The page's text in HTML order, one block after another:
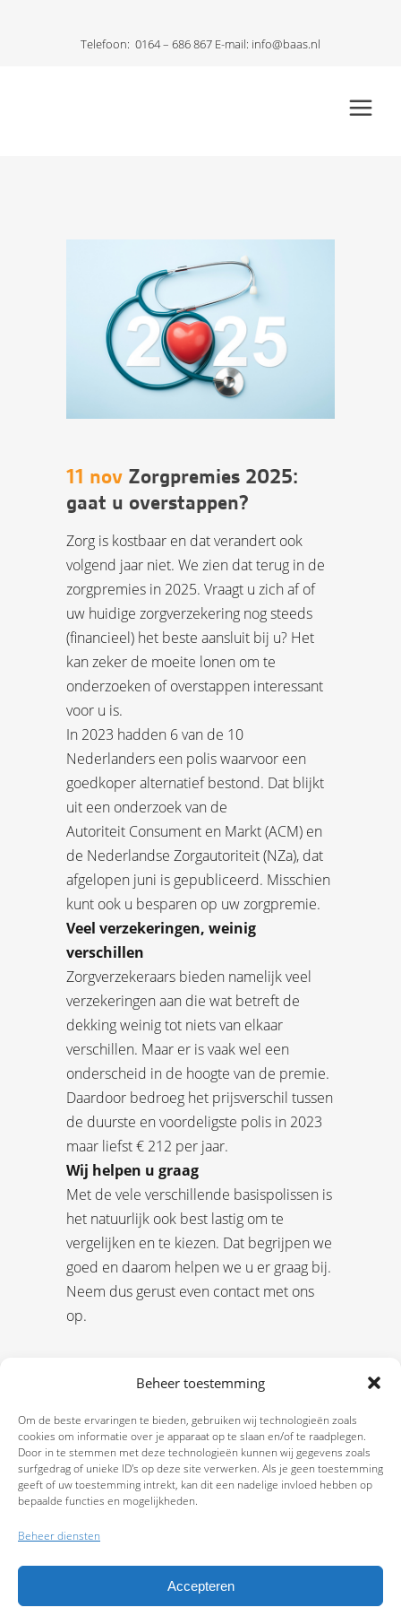
Beheer toestemming
Om de beste ervaringen te bieden, gebruiken wij technologieën zoals
cookies om informatie over je apparaat op te slaan en/of te raadplegen.
Door in te stemmen met deze technologieën kunnen wij gegevens zoals
surfgedrag of unieke ID's op deze site verwerken. Als je geen toestemming
geeft of uw toestemming intrekt, kan dit een nadelige invloed hebben op
bepaalde functies en mogelijkheden.
Beheer diensten
Accepteren
Telefoon: 0164 – 686 867 E-mail: info@baas.nl
11 nov Zorgpremies 2025:
gaat u overstappen?
Zorg is kostbaar en dat verandert ook
volgend jaar niet. We zien dat terug in de
zorgpremies in 2025. Vraagt u zich af of
uw huidige zorgverzekering nog steeds
(financieel) het beste aansluit bij u? Het
kan zeker de moeite lonen om te
onderzoeken of overstappen interessant
voor u is.
In 2023 hadden 6 van de 10
Nederlanders een polis waarvoor een
goedkoper alternatief bestond. Dat blijkt
uit een onderzoek van de
Autoriteit Consument en Markt (ACM) en
de Nederlandse Zorgautoriteit (NZa), dat
afgelopen juni is gepubliceerd. Misschien
kunt ook u besparen op uw zorgpremie.
Veel verzekeringen, weinig
verschillen
Zorgverzekeraars bieden namelijk veel
verzekeringen aan die wat betreft de
dekking weinig tot niets van elkaar
verschillen. Maar er is vaak wel een
onderscheid in de hoogte van de premie.
Daardoor bedroeg het prijsverschil tussen
de duurste en voordeligste polis in 2023
maar liefst € 212 per jaar.
Wij helpen u graag
Met de vele verschillende basispolissen is
het natuurlijk ook best lastig om te
vergelijken en te kiezen. Dat begrijpen we
goed en daarom helpen we u er graag bij.
Neem dus gerust even contact met ons
op.